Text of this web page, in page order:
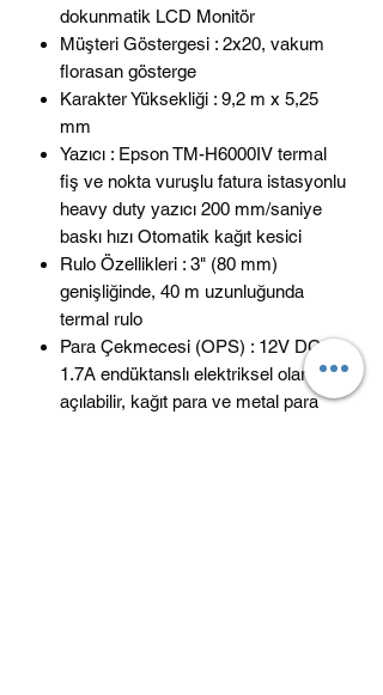
dokunmatik LCD Monitör
Müşteri Göstergesi : 2x20, vakum
florasan gösterge
Karakter Yüksekliği : 9,2 m x 5,25
mm
Yazıcı : Epson TM-H6000IV termal
fiş ve nokta vuruşlu fatura istasyonlu
heavy duty yazıcı 200 mm/saniye
baskı hızı Otomatik kağıt kesici
Rulo Özellikleri : 3" (80 mm)
genişliğinde, 40 m uzunluğunda
termal rulo
Para Çekmecesi (OPS) : 12V DC
1.7A endüktanslı elektriksel olarak
açılabilir, kağıt para ve metal para